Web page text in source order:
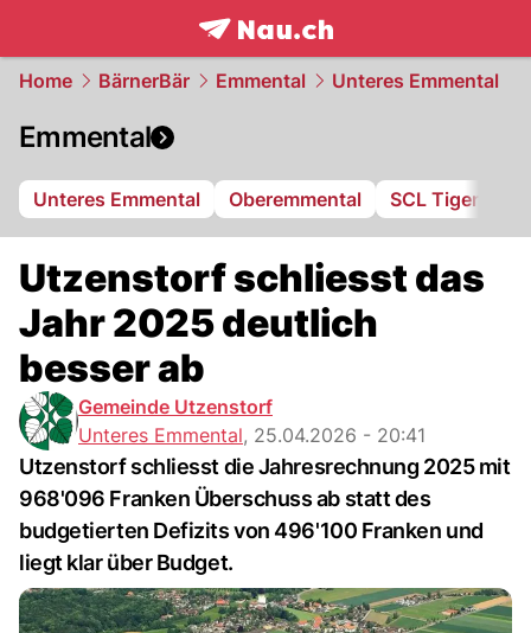
frontpage.NAU.ch
Home BärnerBär Emmental Unteres Emmental
Emmental
Unteres Emmental Oberemmental SCL Tigers
Utzenstorf schliesst das
Jahr 2025 deutlich
besser ab
Gemeinde Utzenstorf
Unteres Emmental, 25.04.2026 - 20:41
Utzenstorf schliesst die Jahresrechnung 2025 mit
968'096 Franken Überschuss ab statt des
budgetierten Defizits von 496'100 Franken und
liegt klar über Budget.